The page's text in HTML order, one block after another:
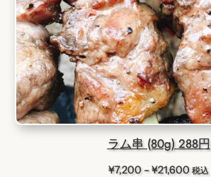
ラム串 (80g) 288円
¥7,200 –¥21,600価
税込